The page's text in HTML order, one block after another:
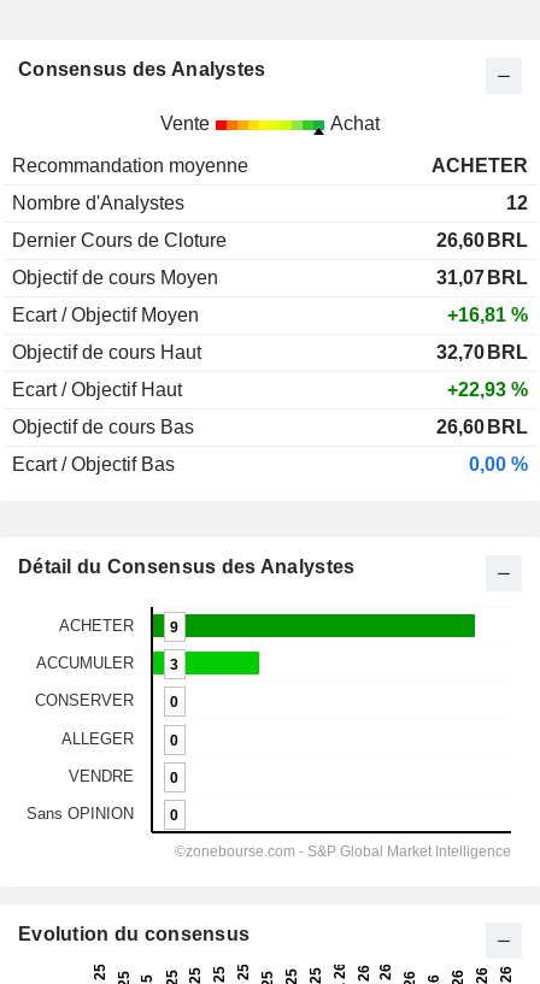
Consensus des Analystes
Vente Achat
Recommandation moyenne
ACHETER
Nombre d'Analystes
12
Dernier Cours de Cloture
26,60 BRL
Objectif de cours Moyen
31,07 BRL
Ecart / Objectif Moyen
+16,81 %
Objectif de cours Haut
32,70 BRL
Ecart / Objectif Haut
+22,93 %
Objectif de cours Bas
26,60 BRL
Ecart / Objectif Bas
0,00 %
Détail du Consensus des Analystes
Evolution du consensus